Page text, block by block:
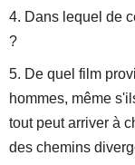
4. Dans lequel de
?
5. De quel film
hommes, même
tout peut arriver à
des chemins